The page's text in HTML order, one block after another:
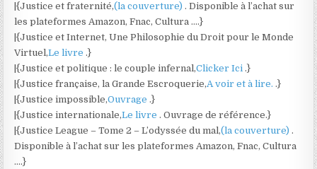
|{Justice et fraternité,(la couverture). Disponible à l’achat sur
les plateformes Amazon, Fnac, Cultura ….}
|{Justice et Internet, Une Philosophie du Droit pour le Monde
Virtuel,Le livre.}
|{Justice et politique : le couple infernal,Clicker Ici.}
|{Justice française, la Grande Escroquerie,A voir et à lire..}
|{Justice impossible,Ouvrage.}
|{Justice internationale,Le livre. Ouvrage de référence.}
|{Justice League – Tome 2 – L’odyssée du mal,(la couverture).
Disponible à l’achat sur les plateformes Amazon, Fnac, Cultura
….}